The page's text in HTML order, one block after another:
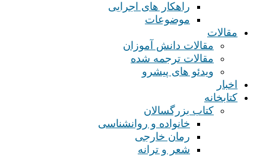
راهکار های اجرایی
موضوعات
مقالات
مقالات دانش آموزان
مقالات ترجمه شده
ویدئو های پیشرو
اخبار
کتابخانه
کتاب بزرگسالان
خانواده و روانشناسی
رمان خارجی
شعر و ترانه